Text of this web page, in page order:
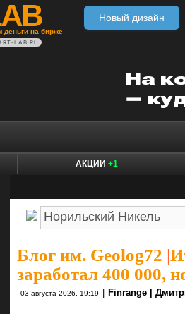
на бирже
Новый дизайн
LAB.RU
АКЦИИ +1
Блог им. Geolog72 |
заработал 400 000,
03 августа 2026, 19:19 Finrange |